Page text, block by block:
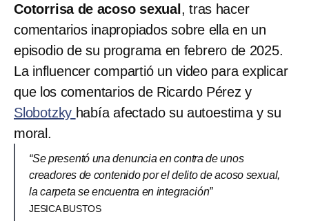
Cotorrisa de acoso sexual , tras hacer
comentarios inapropiados sobre ella en un
episodio de su programa en febrero de 2025.
La influencer compartió un video para explicar
que los comentarios de Ricardo Pérez y
Slobotzky había afectado su autoestima y su
moral.
“Se presentó una denuncia en contra de unos
creadores de contenido por el delito de acoso sexual,
la carpeta se encuentra en integración”
JESICA BUSTOS